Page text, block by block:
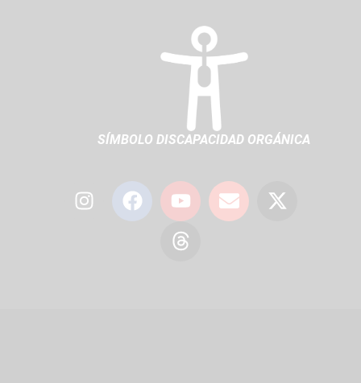
SÍMBOLO DISCAPACIDAD ORGÁNICA